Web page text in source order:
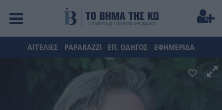
ΑΓΓΕΛΙΕΣ PAPARAZZI ΕΠ. ΟΔΗΓΟΣ ΕΦΗΜΕΡΙΔΑ